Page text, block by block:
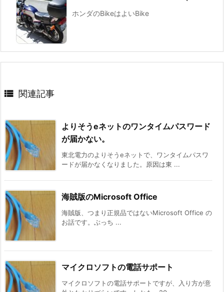
ホンダのBikeはよいBike
 関連記事
よりそうeネットのワンタイムパスワード
が届かない。
東北電力のよりそうeネットで、ワンタイムパスワ
ードが届かなくなりました。原因は東 ...
海賊版のMicrosoft Office
海賊版、つまり正規品ではないMicrosoft Office の
お話です。ぶっち ...
マイクロソフトの電話サポート
マイクロソフトの電話サポートですが、入り方が意